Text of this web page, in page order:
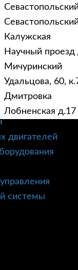
Калужская
Научный проезд
Мичуринский
Удальцова, 60,
Дмитровка
Лобненская д.17
УСЛУГИ
двигателей
системы